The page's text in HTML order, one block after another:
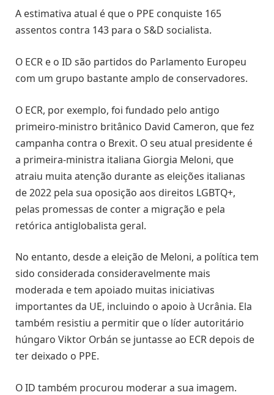
A estimativa atual é que o PPE conquiste 165
assentos contra 143 para o S&D socialista.
O ECR e o ID são partidos do Parlamento Europeu
com um grupo bastante amplo de conservadores.
O ECR, por exemplo, foi fundado pelo antigo
primeiro-ministro britânico David Cameron, que fez
campanha contra o Brexit. O seu atual presidente é
a primeira-ministra italiana Giorgia Meloni, que
atraiu muita atenção durante as eleições italianas
de 2022 pela sua oposição aos direitos LGBTQ+,
pelas promessas de conter a migração e pela
retórica antiglobalista geral.
No entanto, desde a eleição de Meloni, a política tem
sido considerada consideravelmente mais
moderada e tem apoiado muitas iniciativas
importantes da UE, incluindo o apoio à Ucrânia. Ela
também resistiu a permitir que o líder autoritário
húngaro Viktor Orbán se juntasse ao ECR depois de
ter deixado o PPE.
O ID também procurou moderar a sua imagem.